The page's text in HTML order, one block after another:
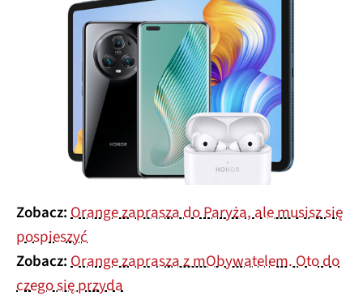
Zobacz:Orange zaprasza do Paryża, ale musisz się
pospieszyć
Zobacz:Orange zaprasza z mObywatelem. Oto do
czego się przyda